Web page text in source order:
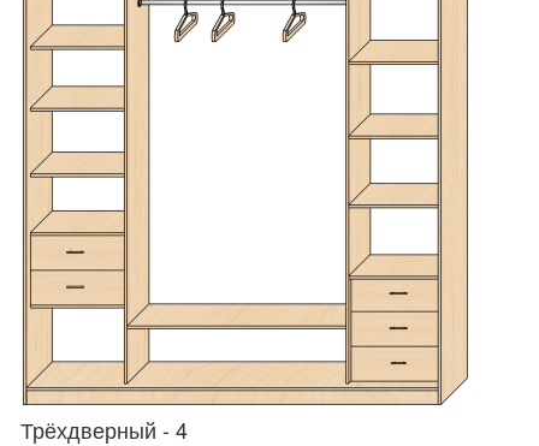
Трёхдверный - 4